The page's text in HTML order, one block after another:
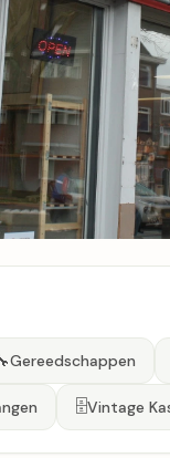
Gereedschappen
🗄️Vintage